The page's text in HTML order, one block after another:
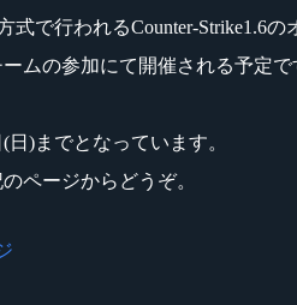
式で行われるCounter-Strike1.6の
ムの参加にて開催される予定で
)までとなっています。
ページからどうぞ。